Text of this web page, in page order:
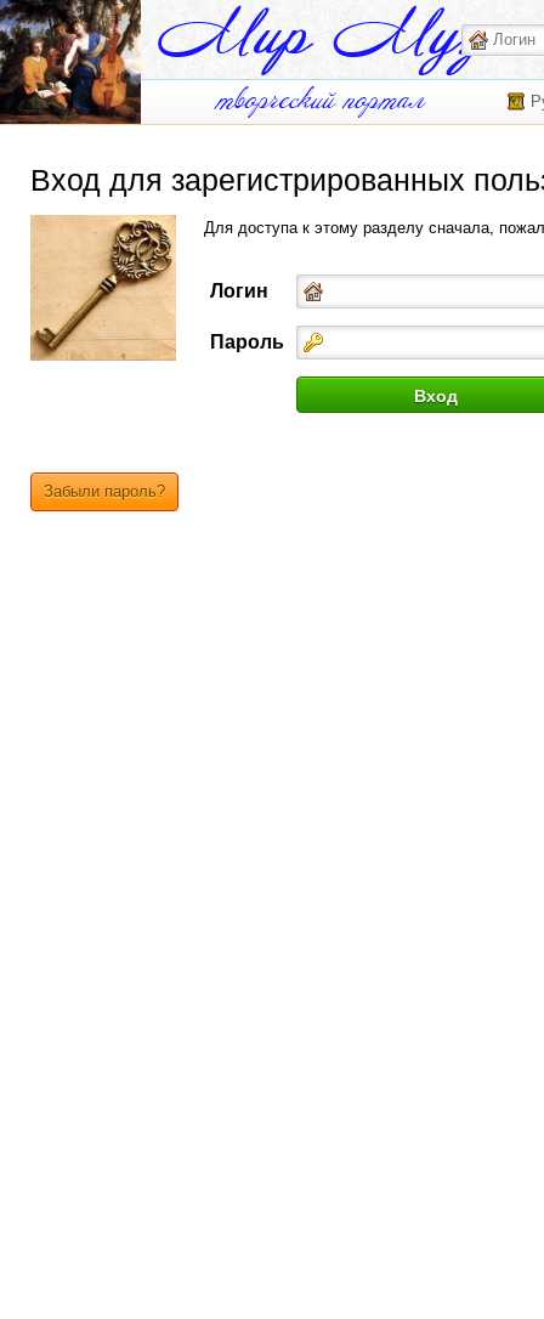
Вход для зарегистрированных
Для доступа к этому разделу сначала,
Логин
Пароль
Забыли пароль?